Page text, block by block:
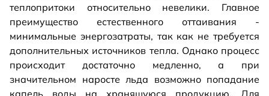
теплопритоки относительно невелики. Главное
преимущество естественного оттаивания -
минимальные энергозатраты, так как не требуется
дополнительных источников тепла. Однако процесс
происходит достаточно медленно, а при
значительном наросте льда возможно попадание